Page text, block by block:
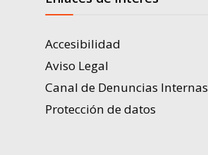
Accesibilidad
Aviso Legal
Canal de Denuncias Internas
Protección de datos